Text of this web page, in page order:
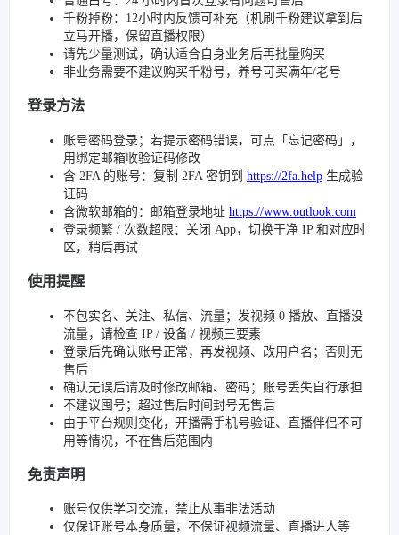
千粉掉粉：12小时内反馈可补充（机刷千粉建议拿到后
立马开播，保留直播权限）
请先少量测试，确认适合自身业务后再批量购买
非业务需要不建议购买千粉号，养号可买满年/老号
登录方法
账号密码登录；若提示密码错误，可点「忘记密码」，
用绑定邮箱收验证码修改
含 2FA 的账号：复制 2FA 密钥到 https://2fa.help 生成验
证码
含微软邮箱的：邮箱登录地址 https://www.outlook.com
登录频繁 / 次数超限：关闭 App，切换干净 IP 和对应时
区，稍后再试
使用提醒
不包实名、关注、私信、流量；发视频 0 播放、直播没
流量，请检查 IP / 设备 / 视频三要素
登录后先确认账号正常，再发视频、改用户名；否则无
售后
确认无误后请及时修改邮箱、密码；账号丢失自行承担
不建议囤号；超过售后时间封号无售后
由于平台规则变化，开播需手机号验证、直播伴侣不可
用等情况，不在售后范围内
免责声明
账号仅供学习交流，禁止从事非法活动
仅保证账号本身质量，不保证视频流量、直播进人等